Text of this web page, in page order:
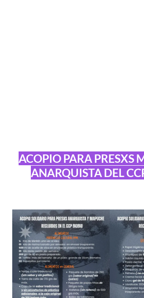
ACOPIO PARA PRESXS
ANARQUISTA DEL